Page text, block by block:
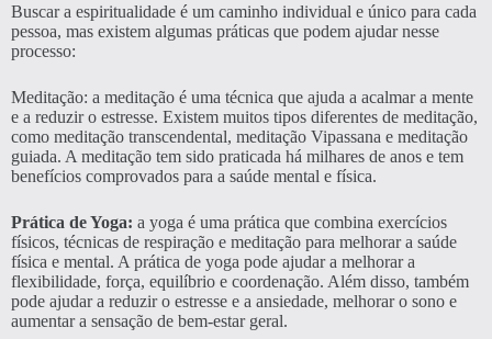
Buscar a espiritualidade é um caminho individual e único para cada
pessoa, mas existem algumas práticas que podem ajudar nesse
processo:
Meditação: a meditação é uma técnica que ajuda a acalmar a mente
e a reduzir o estresse. Existem muitos tipos diferentes de meditação,
como meditação transcendental, meditação Vipassana e meditação
guiada. A meditação tem sido praticada há milhares de anos e tem
benefícios comprovados para a saúde mental e física.
Prática de Yoga: a yoga é uma prática que combina exercícios
físicos, técnicas de respiração e meditação para melhorar a saúde
física e mental. A prática de yoga pode ajudar a melhorar a
flexibilidade, força, equilíbrio e coordenação. Além disso, também
pode ajudar a reduzir o estresse e a ansiedade, melhorar o sono e
aumentar a sensação de bem-estar geral.